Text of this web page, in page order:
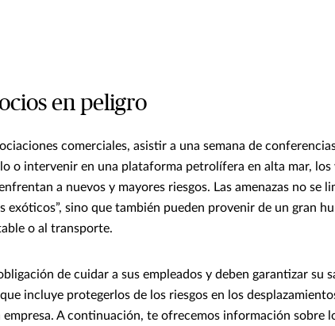
en peligro
comerciales, asistir a una semana de
o intervenir en una plataforma petrolífera en alta mar, los
a nuevos y mayores riesgos. Las amenazas no se
exóticos”, sino que también pueden provenir de un gran
o al transporte.
de cuidar a sus empleados y deben garantizar su
incluye protegerlos de los riesgos en los
empresa. A continuación, te ofrecemos información sobre